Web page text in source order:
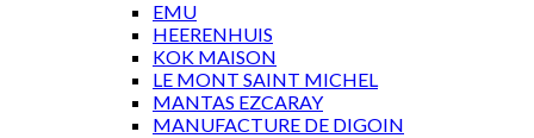
EMU
HEERENHUIS
KOK MAISON
LE MONT SAINT MICHEL
MANTAS EZCARAY
MANUFACTURE DE DIGOIN